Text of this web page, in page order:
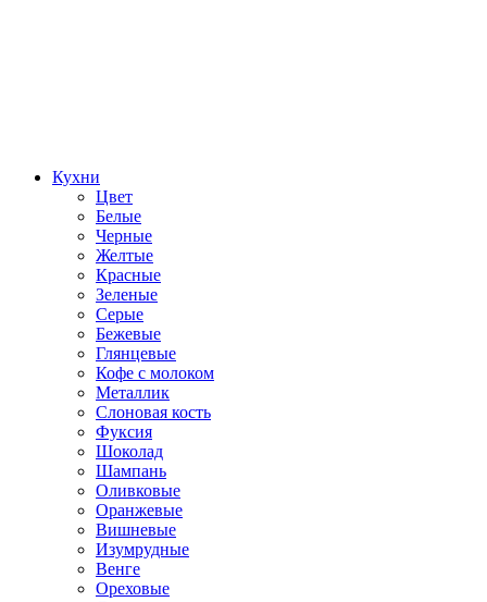
Кухни
Цвет
Белые
Черные
Желтые
Красные
Зеленые
Серые
Бежевые
Глянцевые
Кофе с молоком
Металлик
Слоновая кость
Фуксия
Шоколад
Шампань
Оливковые
Оранжевые
Вишневые
Изумрудные
Венге
Ореховые